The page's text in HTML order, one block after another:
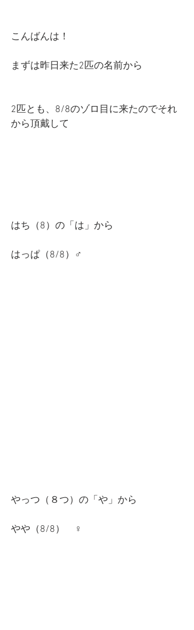
こんばんは！
まずは昨日来た2匹の名前から
2匹とも、8/8のゾロ目に来たのでそれ
から頂戴して
はち（8）の「は」から
はっぱ（8/8）♂
やっつ（８つ）の「や」から
やや（8/8）　♀